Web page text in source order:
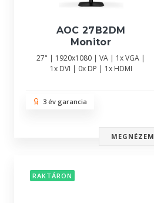
AOC 27B2DM
Monitor
27" | 1920x1080 | VA | 1x VGA |
1x DVI | 0x DP | 1x HDMI
3 év garancia
MEGNÉZEM
RAKTÁRON